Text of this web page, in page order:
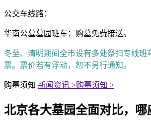
公交车线路：
华南公墓墓园班车：购墓免费接送。
冬至、清明期间全市设有多处祭扫专线班
票。票价若有浮动，恕不另行通知。
购墓须知 新闻资讯 >购墓须知 >
北京各大墓园全面对比，哪